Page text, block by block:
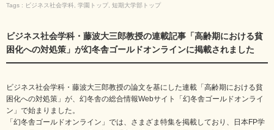
Tags : ビジネス社会学科 学園トップ 短期大学部トップ
ビジネス社会学科・藤波大三郎教授の連載記事「高齢期における貧
困化への対処策」が幻冬舎ゴールドオンラインに掲載されました
ビジネス社会学科・藤波大三郎教授の論文を基にした連載「高齢期における貧
困化への対処策」が、幻冬舎の総合情報Webサイト「幻冬舎ゴールドオンライ
ン」で始まりました。
「幻冬舎ゴールドオンライン」では、さまざま特集を掲載しており、日本FP学